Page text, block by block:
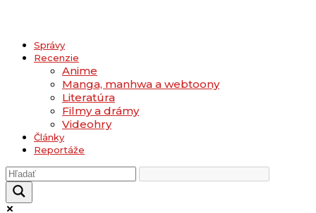
Správy
Recenzie
Anime
Manga, manhwa a webtoony
Literatúra
Filmy a drámy
Videohry
Články
Reportáže